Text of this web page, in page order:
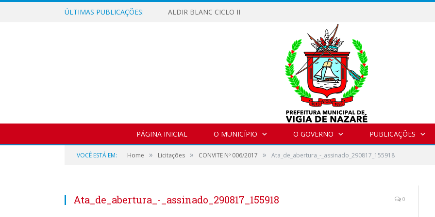
ÚLTIMAS PUBLICAÇÕES: ALDIR BLANC CICLO II
PÁGINA INICIAL O MUNICÍPIO O GOVERNO PUBLICAÇÕES
VOCÊ ESTÁ EM: Home » Licitações » CONVITE Nº 006/2017 » Ata_de_abertura_-_assinado_290817_155918
Ata_de_abertura_-_assinado_290817_155918 0